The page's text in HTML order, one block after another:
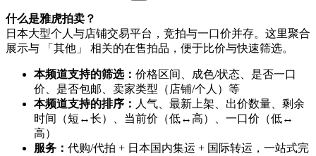
什么是雅虎拍卖？
日本大型个人与店铺交易平台，竞拍与一口价并存。这里聚合
展示与 「其他」 相关的在售拍品，便于比价与快速筛选。
本频道支持的筛选： 价格区间、成色/状态、是否一口
价、是否包邮、卖家类型（店铺/个人）等
本频道支持的排序： 人气、最新上架、出价数量、剩余
时间（短↔长）、当前价（低↔高）、一口价（低↔
高）
服务： 代购/代拍 + 日本国内集运 + 国际转运，一站式完